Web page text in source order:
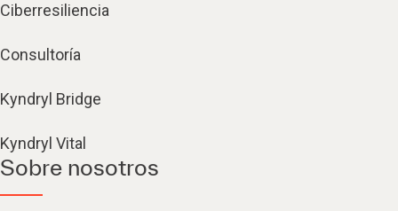
Ciberresiliencia
Consultoría
Kyndryl Bridge
Kyndryl Vital
Sobre nosotros